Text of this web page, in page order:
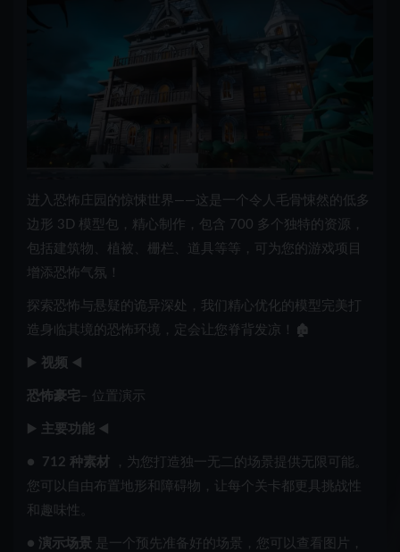
进入恐怖庄园的惊悚世界——这是一个令人毛骨悚然的低多
边形 3D 模型包，精心制作，包含 700 多个独特的资源，
包括建筑物、植被、栅栏、道具等等，可为您的游戏项目
增添恐怖气氛！
探索恐怖与悬疑的诡异深处，我们精心优化的模型完美打
造身临其境的恐怖环境，定会让您脊背发凉！🏚️
▶️ 视频 ◀️
恐怖豪宅– 位置演示
▶️ 主要功能 ◀️
● 712 种素材 ，为您打造独一无二的场景提供无限可能。
您可以自由布置地形和障碍物，让每个关卡都更具挑战性
和趣味性。
● 演示场景 是一个预先准备好的场景，您可以查看图片，